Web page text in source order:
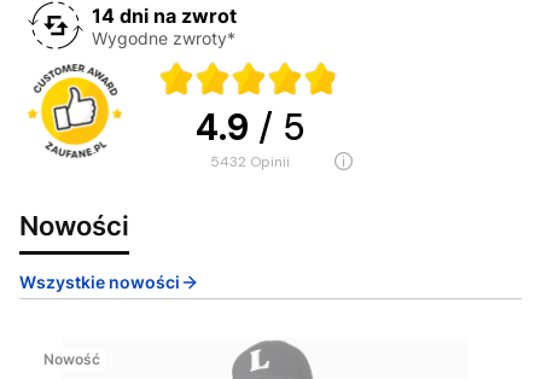
14 dni na zwrot
Wygodne zwroty*
4.9 / 5
5432 opinii
Nowości
Wszystkie nowości
Nowość